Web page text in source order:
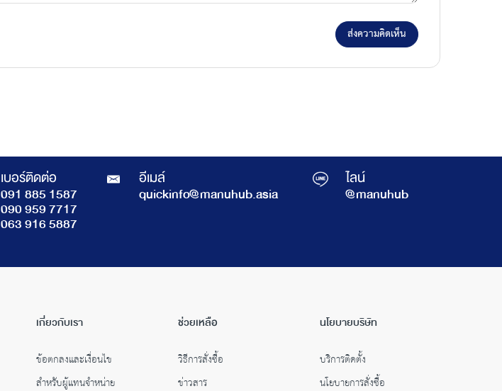
ส่งความคิดเห็น
เบอร์ติดต่อ
091 885 1587
090 959 7717
063 916 5887
อีเมล์
quickinfo@manuhub.asia
ไลน์
@manuhub
เกี่ยวกับเรา
ข้อตกลงและเงื่อนไข
สำหรับผู้แทนจำหน่าย
ช่วยเหลือ
วิธีการสั่งซื้อ
ข่าวสาร
นโยบายบริษัท
บริการติดตั้ง
นโยบายการสั่งซื้อ